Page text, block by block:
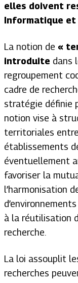
elles doivent
Informatique et
La notion de «
introduite dans
regroupement
cadre de
stratégie définie
notion vise à
territoriales
établissements
éventuellement
favoriser la
l’harmonisation
à la réutilisation
recherche.
La loi assouplit
recherches